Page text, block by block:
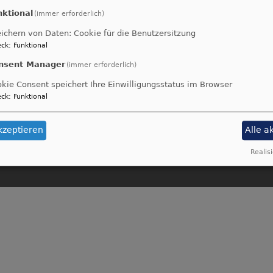
Impressum
Cookie-Einstellungen
Newsletter
Datenschutzerklärung
Barrierefreiheitserklärung
(immer erforderlich)
von Daten: Cookie für die Benutzersitzung
: Funktional
Manager (immer erforderlich)
Consent speichert Ihre Einwilligungsstatus im Browser
: Funktional
Alle